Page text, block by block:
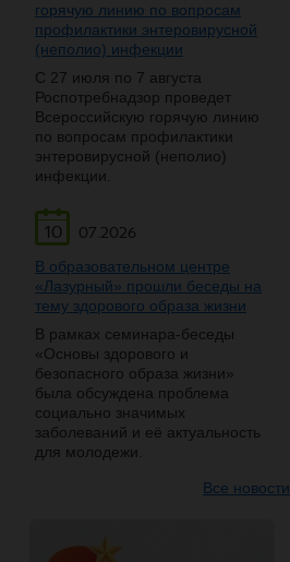
горячую линию по вопросам
профилактики энтеровирусной
(неполио) инфекции
С 27 июля по 7 августа
Роспотребнадзор проведет
Всероссийскую горячую линию
по вопросам профилактики
энтеровирусной (неполио)
инфекции.
10
07.2026
В образовательном центре
«Лазурный» прошли беседы на
тему здорового образа жизни
В рамках семинара-беседы
«Основы здорового и
безопасного образа жизни»
была обсуждена проблема
социально значимых
заболеваний и её актуальность
для молодежи.
Все новости